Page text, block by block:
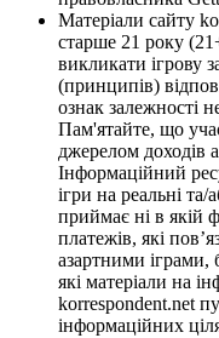
Матеріали сайту
старше 21 року
викликати ігрову
(принципів)
ознак залежності
Пам'ятайте, що
джерелом доходів
Інформаційний
ігри на реальні та/
приймає ні в якій
платежів, які
азартними іграми,
які матеріали на
korrespondent.net
інформаційних